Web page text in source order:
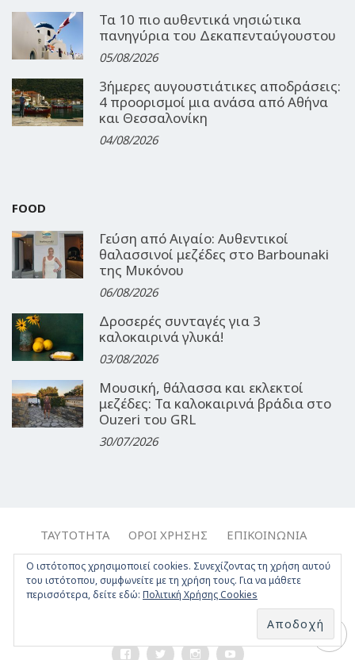
Τα 10 πιο αυθεντικά νησιώτικα
πανηγύρια του Δεκαπενταύγουστου
05/08/2026
3ήμερες αυγουστιάτικες αποδράσεις:
4 προορισμοί μια ανάσα από Αθήνα
και Θεσσαλονίκη
04/08/2026
FOOD
Γεύση από Αιγαίο: Αυθεντικοί
θαλασσινοί μεζέδες στο Barbounaki
της Μυκόνου
06/08/2026
Δροσερές συνταγές για 3
καλοκαιρινά γλυκά!
03/08/2026
Μουσική, θάλασσα και εκλεκτοί
μεζέδες: Τα καλοκαιρινά βράδια στο
Ouzeri του GRL
30/07/2026
ΤΑΥΤΌΤΗΤΑ ΌΡΟΙ ΧΡΉΣΗΣ
ΕΠΙΚΟΙΝΩΝΊΑ
ΔΉΛΩΣΗ ΣΥΜΜΌΡΦΩΣΗΣ
Copyright © 2017-2026, Travelgirl.gr | All rights reserved.
FacebookTwitterInstagramYoutube
Ο ιστότοπος χρησιμοποιεί cookies. Συνεχίζοντας τη χρήση αυτού
του ιστότοπου, συμφωνείτε με τη χρήση τους. Για να μάθετε
περισσότερα, δείτε εδώ: Πολιτική Χρήσης Cookies